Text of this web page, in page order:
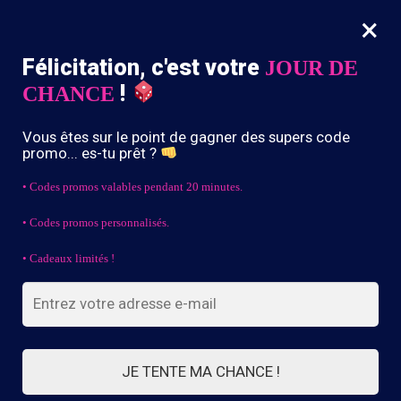
0
-10% dès 39,90€ d’achat avec le code “DRIP10”
CAGOULE BLEU
FILTRES
12 résultats affichés
×
Félicitation, c'est votre JOUR DE
CHANCE !
Vous êtes sur le point de gagner des supers code
promo... es-tu prêt ?
• Codes promos valables pendant 20 minutes.
• Codes promos personnalisés.
• Cadeaux limités !
JE TENTE MA CHANCE !